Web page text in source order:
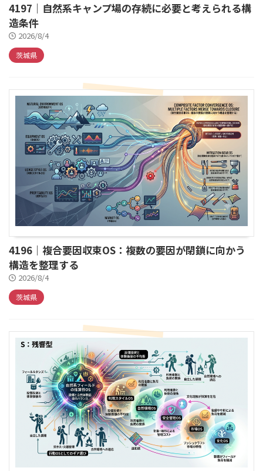
4197｜自然系キャンプ場の存続に必要と考えられる構
造条件
2026/8/4
茨城県
4196｜複合要因収束OS：複数の要因が閉鎖に向かう
構造を整理する
2026/8/4
茨城県